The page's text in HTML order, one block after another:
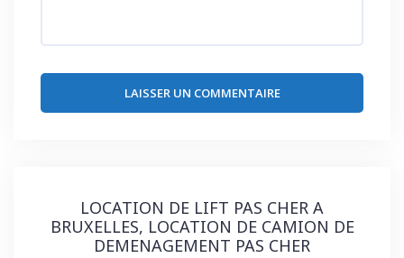
LOCATION DE LIFT PAS CHER A
BRUXELLES, LOCATION DE CAMION DE
DEMENAGEMENT PAS CHER